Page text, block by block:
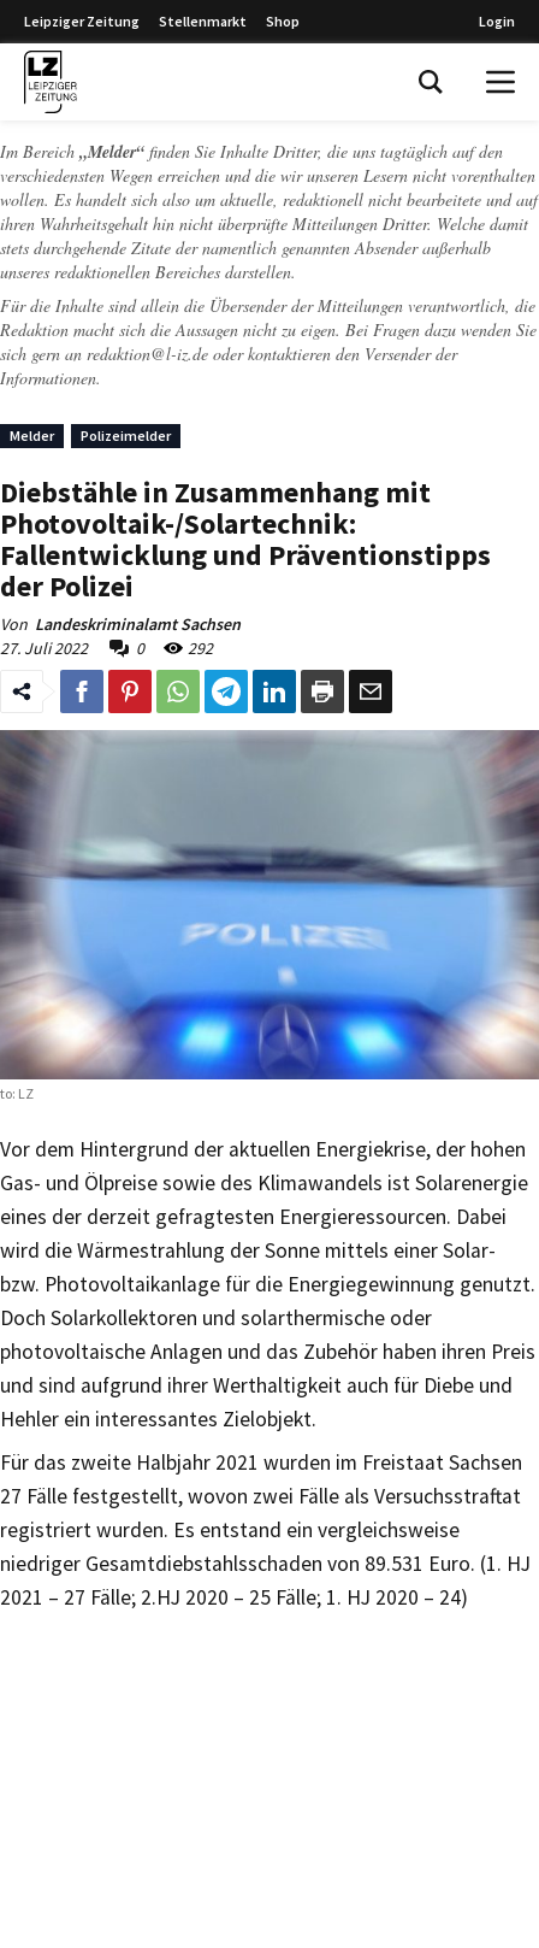
Leipziger Zeitung Stellenmarkt Shop Login
Im Bereich „Melder“ finden Sie Inhalte Dritter, die uns tagtäglich auf den
verschiedensten Wegen erreichen und die wir unseren Lesern nicht vorenthalten
wollen. Es handelt sich also um aktuelle, redaktionell nicht bearbeitete und auf
ihren Wahrheitsgehalt hin nicht überprüfte Mitteilungen Dritter. Welche damit
stets durchgehende Zitate der namentlich genannten Absender außerhalb
unseres redaktionellen Bereiches darstellen.
Für die Inhalte sind allein die Übersender der Mitteilungen verantwortlich, die
Redaktion macht sich die Aussagen nicht zu eigen. Bei Fragen dazu wenden Sie
sich gern an redaktion@l-iz.de oder kontaktieren den Versender der
Informationen.
Melder Polizeimelder
Diebstähle in Zusammenhang mit
Photovoltaik-/Solartechnik:
Fallentwicklung und Präventionstipps
der Polizei
Von Landeskriminalamt Sachsen
27. Juli 2022
0 292
LZ
Vor dem Hintergrund der aktuellen Energiekrise, der hohen
Gas- und Ölpreise sowie des Klimawandels ist Solarenergie
eines der derzeit gefragtesten Energieressourcen. Dabei
wird die Wärmestrahlung der Sonne mittels einer Solar-
bzw. Photovoltaikanlage für die Energiegewinnung genutzt.
Doch Solarkollektoren und solarthermische oder
photovoltaische Anlagen und das Zubehör haben ihren Preis
und sind aufgrund ihrer Werthaltigkeit auch für Diebe und
Hehler ein interessantes Zielobjekt.
Für das zweite Halbjahr 2021 wurden im Freistaat Sachsen
27 Fälle festgestellt, wovon zwei Fälle als Versuchsstraftat
registriert wurden. Es entstand ein vergleichsweise
niedriger Gesamtdiebstahlsschaden von 89.531 Euro. (1. HJ
2021 – 27 Fälle; 2.HJ 2020 – 25 Fälle; 1. HJ 2020 – 24)